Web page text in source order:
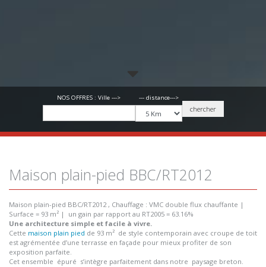
NOS OFFRES : Ville ---> --- distance--->
chercher
Maison plain-pied BBC/RT2012
Maison plain-pied BBC/RT2012 , Chauffage : VMC double flux chauffante |
Surface = 93 m² | un gain par rapport au RT2005 = 63.16%
Une architecture simple et facile à vivre.
Cette maison plain pied de 93 m² de style contemporain avec croupe de toit
est agrémentée d’une terrasse en façade pour mieux profiter de son
exposition parfaite.
Cet ensemble épuré s’intègre parfaitement dans notre paysage breton.